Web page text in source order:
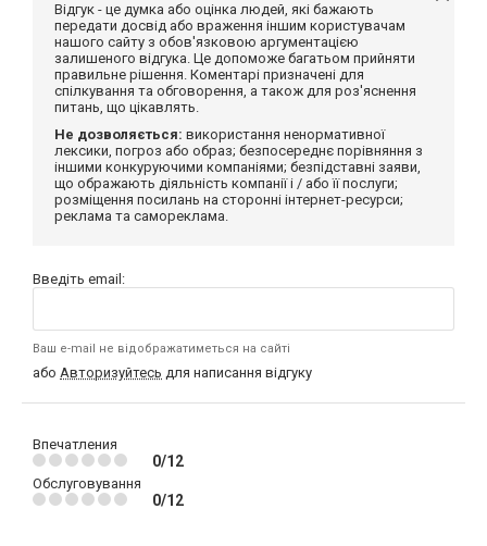
Відгук - це думка або оцінка людей, які бажають
передати досвід або враження іншим користувачам
нашого сайту з обов'язковою аргументацією
залишеного відгука. Це допоможе багатьом прийняти
правильне рішення. Коментарі призначені для
спілкування та обговорення, а також для роз'яснення
питань, що цікавлять.
Не дозволяється: використання ненормативної
лексики, погроз або образ; безпосереднє порівняння з
іншими конкуруючими компаніями; безпідставні заяви,
що ображають діяльність компанії і / або її послуги;
розміщення посилань на сторонні інтернет-ресурси;
реклама та самореклама.
Введіть email:
Ваш e-mail не відображатиметься на сайті
або Авторизуйтесь для написання відгуку
Впечатления
0/12
Обслуговування
0/12